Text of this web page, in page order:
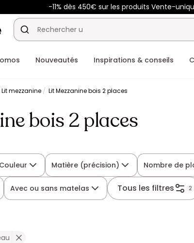
-11% dès 450€ sur les produits Vente-
Nouveautés Inspirations & conseils
Lit mezzanine Lit Mezzanine bois 2 places
bois 2 places
Couleur Matière (précision) Nombre de
Avec ou sans matelas Tous les filtres 2